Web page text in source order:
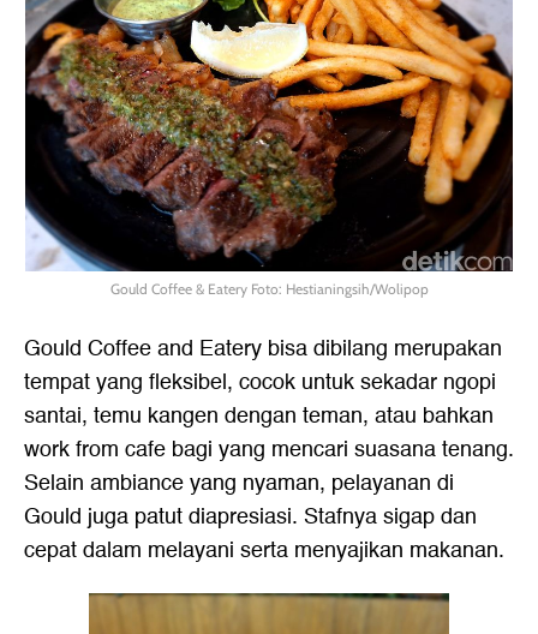
Gould Coffee & Eatery Foto: Hestianingsih/Wolipop
Gould Coffee and Eatery bisa dibilang merupakan
tempat yang fleksibel, cocok untuk sekadar ngopi
santai, temu kangen dengan teman, atau bahkan
work from cafe bagi yang mencari suasana tenang.
Selain ambiance yang nyaman, pelayanan di
Gould juga patut diapresiasi. Stafnya sigap dan
cepat dalam melayani serta menyajikan makanan.